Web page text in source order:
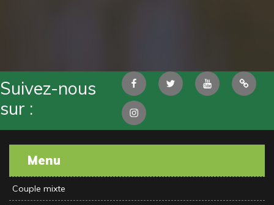
Suivez-nous
sur :
FacebookTwitter Youtube
Instagram
Menu
Couple mixte